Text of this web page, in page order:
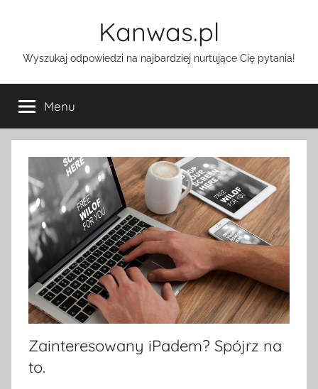
Kanwas.pl
Wyszukaj odpowiedzi na najbardziej nurtujące Cię pytania!
Menu
Zainteresowany iPadem? Spójrz na
to.